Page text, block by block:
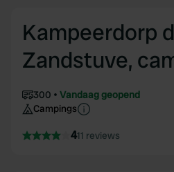
Kampeerdorp
Zandstuve,
300
Vandaag geopend
Campings
411 reviews